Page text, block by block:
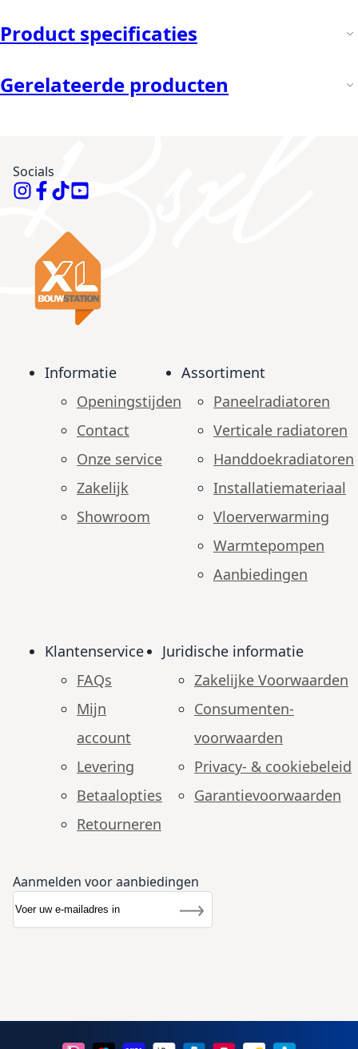
Product specificaties
Gerelateerde producten
Socials
Informatie
Openingstijden
Contact
Onze service
Zakelijk
Showroom
Assortiment
Paneelradiatoren
Verticale radiatoren
Handdoekradiatoren
Installatiemateriaal
Vloerverwarming
Warmtepompen
Aanbiedingen
Klantenservice
FAQs
Mijn
account
Levering
Betaalopties
Retourneren
Juridische informatie
Zakelijke Voorwaarden
Consumenten­
voorwaarden
Privacy- & cookiebeleid
Garantie­voorwaarden
Aanmelden voor aanbiedingen
Nieuwsbrief
Inschrijven